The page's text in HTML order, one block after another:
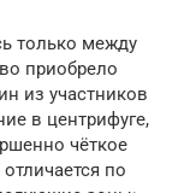
только между
приобрело
из участников
в центрифуге,
чёткое
по